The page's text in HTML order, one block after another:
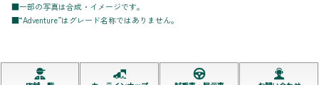
■一部の写真は合成・イメージです。
■“Adventure”はグレード名称ではありません。